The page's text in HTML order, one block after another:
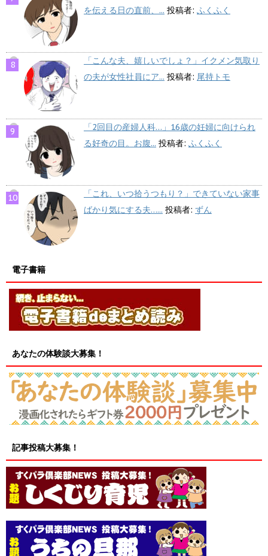
を伝える日の直前、... 投稿者: ふくふく
「こんな夫、嬉しいでしょ？」イクメン気取り
の夫が女性社員にア... 投稿者: 尾持トモ
「2回目の産婦人科…」16歳の妊婦に向けられ
る好奇の目。お腹... 投稿者: ふくふく
「これ、いつ拾うつもり？」できていない家事
ばかり気にする夫…... 投稿者: ずん
電子書籍
あなたの体験談大募集！
記事投稿大募集！